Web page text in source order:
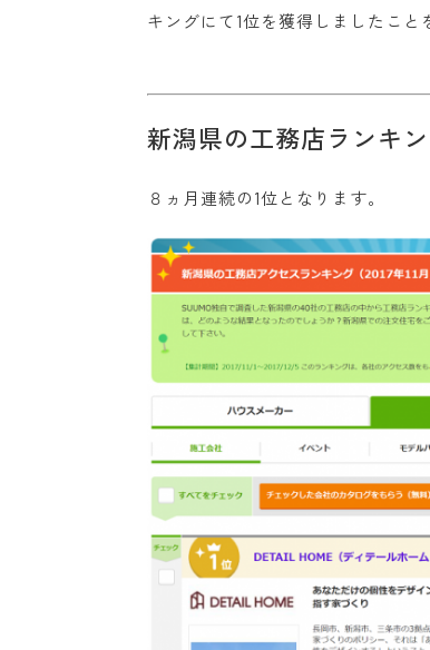
キングにて1位を獲得しましたこと
新潟県の工務店ランキ
８ヵ月連続の1位となります。